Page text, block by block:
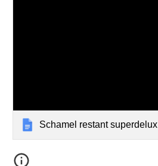
Schamel restant superdelux